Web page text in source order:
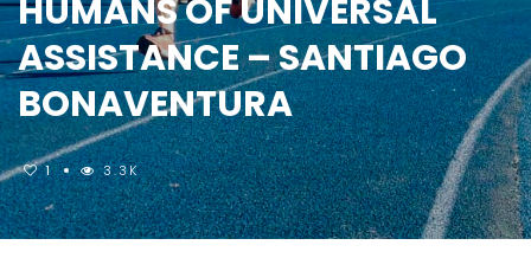
HUMANS OF UNIVERSAL
ASSISTANCE – SANTIAGO
BONAVENTURA
1 3.3K